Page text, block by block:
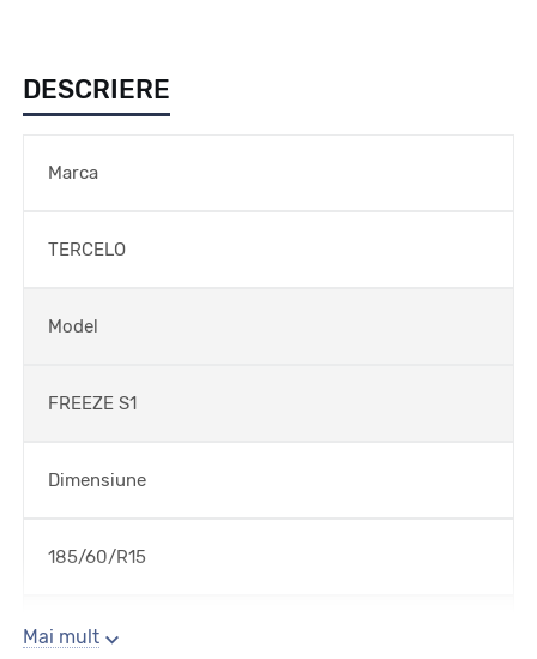
DESCRIERE
Marca
TERCELO
Model
FREEZE S1
Dimensiune
185/60/R15
Sezon
Mai mult